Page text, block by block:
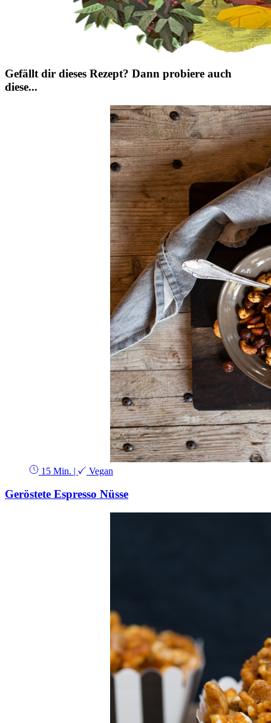
Gefällt dir dieses Rezept? Dann probiere auch
diese...
15 Min. | Vegan
Geröstete Espresso Nüsse